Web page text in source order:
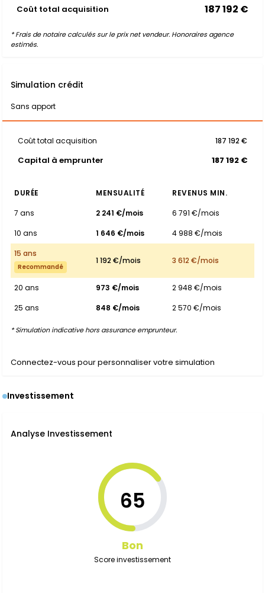
Coût total acquisition 187 192 €
* Frais de notaire calculés sur le prix net vendeur. Honoraires agence
estimés.
Simulation crédit
Sans apport
Coût total acquisition 187 192 €
Capital à emprunter 187 192 €
DURÉE MENSUALITÉ
REVENUS MIN.
7 ans
2 241 €/mois
6 791 €/mois
10 ans
1 646 €/mois
4 988 €/mois
15 ans
Recommandé
1 192 €/mois 3 612 €/mois
20 ans 973 €/mois
2 948 €/mois
25 ans
848 €/mois 2 570 €/mois
* Simulation indicative hors assurance emprunteur.
Connectez-vous pour personnaliser votre simulation
Investissement
Analyse Investissement
65
Bon
Score investissement